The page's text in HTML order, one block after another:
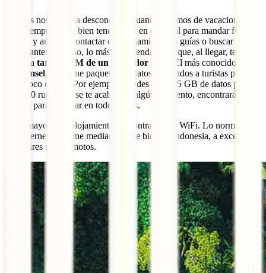
A todos nos gusta la desconexión cuando estamos de vacaciones,
pero siempre viene bien tener datos en el móvil para mandar fotos a
familia y amigos, contactar con alojamientos o guías o buscar
restaurantes. Por eso, lo más recomendable es que, al llegar, te hagas
con una tarjeta SIM de un operador local
. El más conocido es
Telkomsel, que tiene paquetes de datos orientados a turistas por
muy poco dinero. Por ejemplo, puedes tener 25 GB de datos por
100.000 rupias. Si se te acaban en algún momento, encontrarás
tiendas para recargar en todos lados.
En la mayoría de alojamientos encontrarás red WiFi. Lo normal es
que internet funcione medianamente bien en Indonesia, a excepción
de lugares muy remotos.